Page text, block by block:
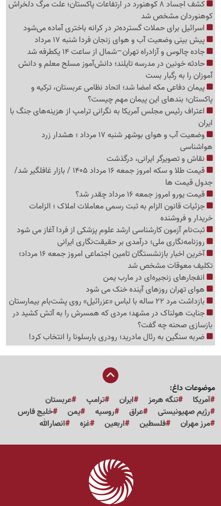
کشف اجساد 8 کوهنورد در ارتفاعات پاکستان؛ علت مرگ دلخراش
کوهنوردان مشخص شد
اسرائیل برای حملات گسترده‌تر در کرانه باختری آماده می‌شود
پیش بینی وضعیت آب و هوای زنجان فردا شنبه 17 مرداد
جاده چالوس و آزادراه تهران–شمال از ساعت 14 یکطرفه شد
حادثه خونین در مدرسه تایلند؛ دانش‌آموز مسلح معلم و دانش
آموزان را به رگبار بست
پیمان دفاعی مکه امضا شد؛ اتحاد نظامی عربستان، ترکیه و
پاکستان؛ بندهای این پیمان مهم چیست؟
اعتراف رئیس مجلس آمریکا به نگرانی ترامپ از هزینه‌های جنگ با
ایران
وضعیت آب و هوای بوشهر شنبه 17 مرداد ؛ هشدار زرد
هواشناسی
نقاش و تصویرگر ایرانی، درگذشت
قیمت طلا و سکه امروز جمعه 16 مرداد 1405 / بازار غافلگیر شد/
جدول قیمت ها
قیمت یورو امروز جمعه 16 مرداد چقدر شد؟
جزئیات قانون الزام به ثبت رسمی معاملات املاک ؛ الزامات
خریدار و فروشنده
ثبت‌نام‌ آزمون کارشناسی ارشد علوم پزشکی از فردا آغاز می شود
روزنامه‌نگاری ملی؛ درآمدی بر حقیقت‌نگاری ایرانی
آخرین اخبار بازنشستگان تامین اجتماعی امروز جمعه 16 مرداد؛
تکلیف معوقات مشخص شد
انفجارهای زنجیره‌ای در مارب یمن
هوای تهران روزهای آینده خنک می شود
بازداشت مرد 22 ساله با لباس «عزرائیل» روی پشت‌بام بیمارستان
جنایت هولناک در مشهد؛ مردی که همسرش را به آتش کشید در
بازسازی صحنه چه گفت؟
ضربه سنگین به رئال مادرید؛ رودری بارسلونا را انتخاب کرد!
موضوعات داغ:
آمریکا
تنگه هرمز ایران ترامپ
عربستان
رژیم صهیونیستی
عراق روسیه یمن
خلیج فارس
مرز مهران
فلسطین اربعین غزه انصارالله